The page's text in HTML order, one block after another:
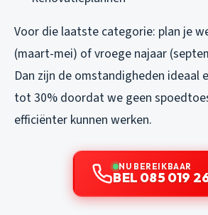
Voor die laatste categorie: plan je
(maart-mei) of vroege najaar
Dan zijn de omstandigheden ideaal
tot 30% doordat we geen
efficiënter kunnen werken.
NU BEREIKBAAR
BEL 085 019